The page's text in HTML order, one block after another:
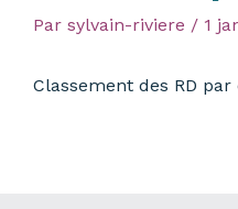
Par sylvain-riviere / 1
Classement des RD par